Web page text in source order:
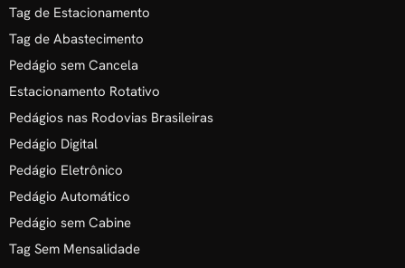
Tag de Estacionamento
Tag de Abastecimento
Pedágio sem Cancela
Estacionamento Rotativo
Pedágios nas Rodovias Brasileiras
Pedágio Digital
Pedágio Eletrônico
Pedágio Automático
Pedágio sem Cabine
Tag Sem Mensalidade